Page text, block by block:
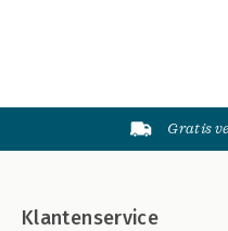
Gratis
Klantenservice